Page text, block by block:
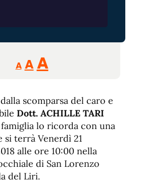
A
Reducir
tamaño
A Restablecer
fuente
AAumentar
de
fuente.
scomparsa del caro e
Dott. ACHILLE TARI
famiglia lo ricorda con una
si terrà Venerdì 21
alle ore 10:00 nella
di San Lorenzo
del Liri.